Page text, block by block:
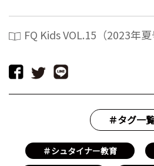
FQ Kids VOL.15（2023年
＃タグ一
＃シュタイナー教育